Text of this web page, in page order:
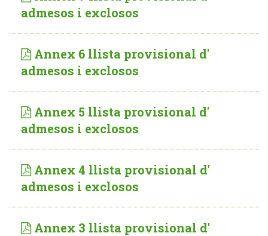
admesos i exclosos
Annex 6 llista provisional d'
admesos i exclosos
Annex 5 llista provisional d'
admesos i exclosos
Annex 4 llista provisional d'
admesos i exclosos
Annex 3 llista provisional d'